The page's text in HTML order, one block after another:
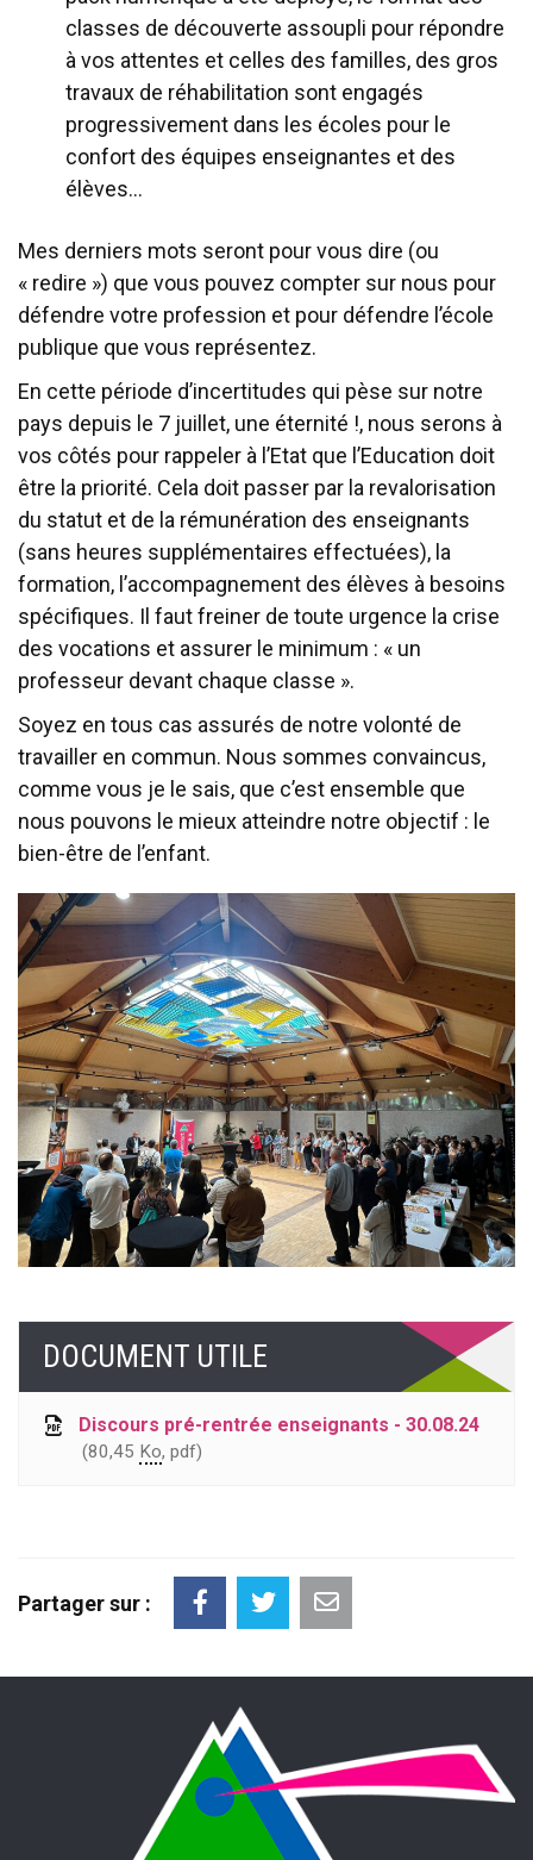
classes de découverte assoupli pour répondre
à vos attentes et celles des familles, des gros
travaux de réhabilitation sont engagés
progressivement dans les écoles pour le
confort des équipes enseignantes et des
élèves…
Mes derniers mots seront pour vous dire (ou
« redire ») que vous pouvez compter sur nous pour
défendre votre profession et pour défendre l’école
publique que vous représentez.
En cette période d’incertitudes qui pèse sur notre
pays depuis le 7 juillet, une éternité !, nous serons à
vos côtés pour rappeler à l’Etat que l’Education doit
être la priorité. Cela doit passer par la revalorisation
du statut et de la rémunération des enseignants
(sans heures supplémentaires effectuées), la
formation, l’accompagnement des élèves à besoins
spécifiques. Il faut freiner de toute urgence la crise
des vocations et assurer le minimum : « un
professeur devant chaque classe ».
Soyez en tous cas assurés de notre volonté de
travailler en commun. Nous sommes convaincus,
comme vous je le sais, que c’est ensemble que
nous pouvons le mieux atteindre notre objectif : le
bien-être de l’enfant.
DOCUMENT UTILE
Discours pré-rentrée enseignants - 30.08.24
80,45 Ko, pdf
Partager sur :